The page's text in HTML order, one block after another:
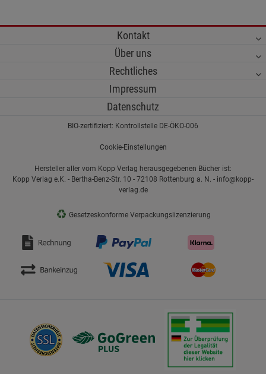
Kontakt
Über uns
Rechtliches
Impressum
Datenschutz
BIO-zertifiziert: Kontrollstelle DE-ÖKO-006
Cookie-Einstellungen
Hersteller aller vom Kopp Verlag herausgegebenen Bücher ist:
Kopp Verlag e.K. - Bertha-Benz-Str. 10 - 72108 Rottenburg a. N. - info@kopp-
verlag.de
♻ Gesetzeskonforme Verpackungslizenzierung